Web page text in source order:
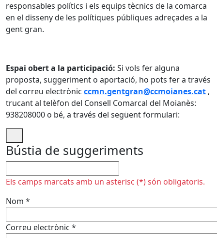
responsables polítics i els equips tècnics de la comarca
en el disseny de les polítiques públiques adreçades a la
gent gran.
Espai obert a la participació: Si vols fer alguna
proposta, suggeriment o aportació, ho pots fer a través
del correu electrònic ccmn.gentgran@ccmoianes.cat ,
trucant al telèfon del Consell Comarcal del Moianès:
938208000 o bé, a través del següent formulari:
Bústia de suggeriments
Els camps marcats amb un asterisc (*) són obligatoris.
Nom *
Correu electrònic *